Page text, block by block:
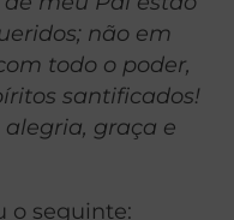
não em
todo o poder,
santificados!
graça e
o seguinte: